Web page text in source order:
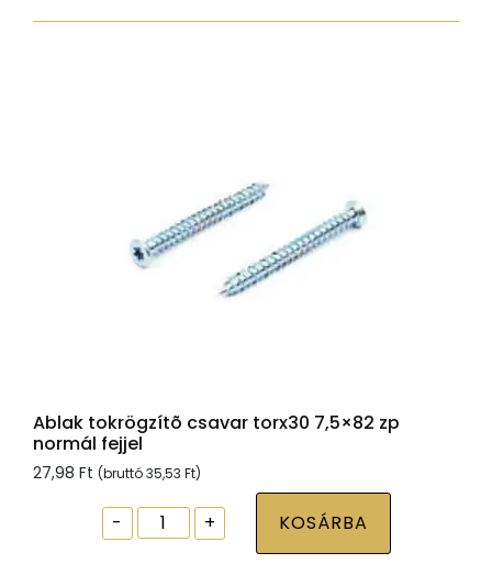
7,5x52
Ablak tokrögzítõ csavar torx30 7,5×82 zp
normál fejjel
27,98 Ft (bruttó35,53 Ft)
-
Ablak
tokrögzítõ
+ KOSÁRBA